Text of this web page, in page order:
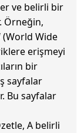
ve belirli bir
Örneğin,
(World Wide
erişmeyi
bir
sayfalar
Bu sayfalar
A belirli